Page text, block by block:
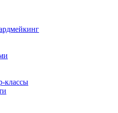
классы